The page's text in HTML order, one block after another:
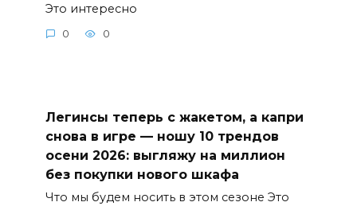
Это интересно
0 0
Легинсы теперь с жакетом, а капри
снова в игре — ношу 10 трендов
осени 2026: выгляжу на миллион
без покупки нового шкафа
Что мы будем носить в этом сезоне Это